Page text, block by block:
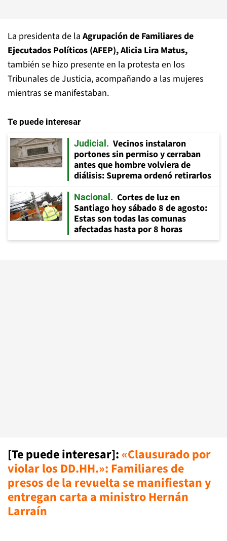
La presidenta de la Agrupación de Familiares de
Ejecutados Políticos (AFEP), Alicia Lira Matus,
también se hizo presente en la protesta en los
Tribunales de Justicia, acompañando a las mujeres
mientras se manifestaban.
Te puede interesar
Judicial
Vecinos instalaron
portones sin permiso y cerraban
antes que hombre volviera de
diálisis: Suprema ordenó retirarlos
Nacional
Cortes de luz en
Santiago hoy sábado 8 de agosto:
Estas son todas las comunas
afectadas hasta por 8 horas
[Te puede interesar]: «Clausurado por
violar los DD.HH.»: Familiares de
presos de la revuelta se manifiestan y
entregan carta a ministro Hernán
Larraín